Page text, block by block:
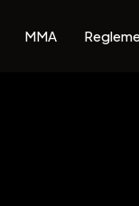
MMA